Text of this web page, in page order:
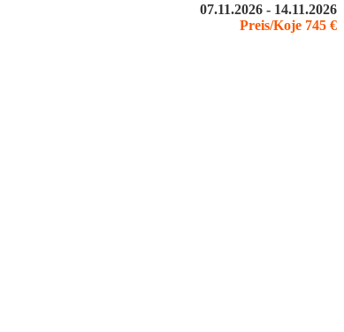
07.11.2026 - 14.11.2026
Preis/Koje 745 €